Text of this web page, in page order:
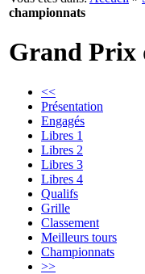
championnats
Grand Prix
<<
Présentation
Engagés
Libres 1
Libres 2
Libres 3
Libres 4
Qualifs
Grille
Classement
Meilleurs tours
Championnats
>>